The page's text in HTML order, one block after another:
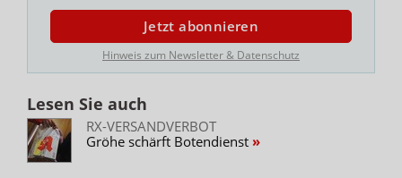
Jetzt abonnieren
Hinweis zum Newsletter & Datenschutz
Lesen Sie auch
RX-VERSANDVERBOT
Gröhe schärft Botendienst